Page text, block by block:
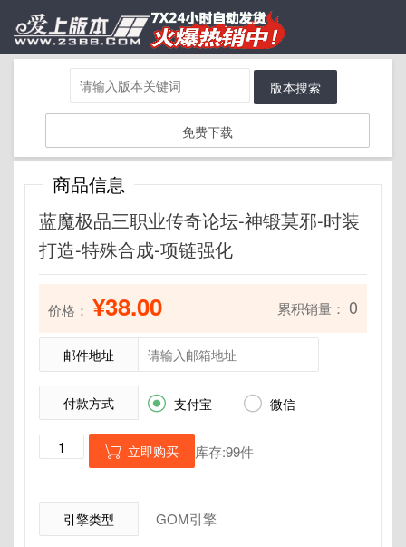
版本搜索
免费下载
商品信息
蓝魔极品三职业传奇论坛-神锻莫邪-时装
打造-特殊合成-项链强化
价格： ¥38.00 累积销量： 0
邮件地址
付款方式  支付宝  微信
 立即购买 库存:99件
引擎类型 GOM引擎